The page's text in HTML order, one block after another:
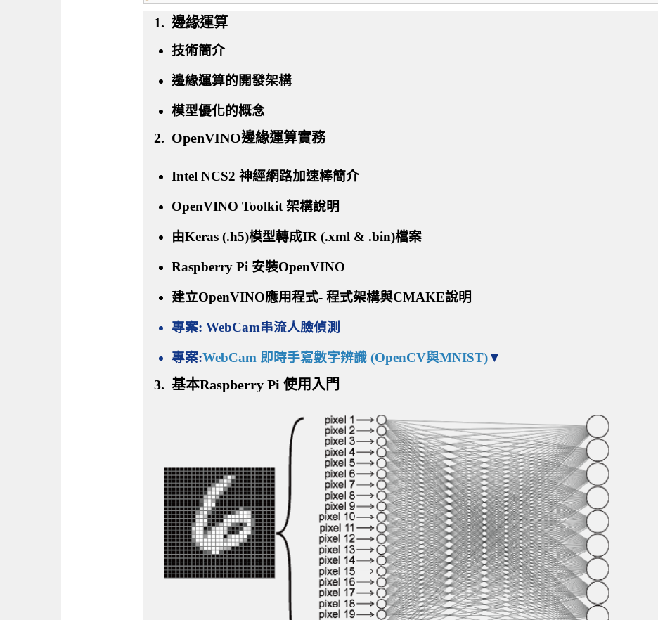
1. 邊緣運算
技術簡介
邊緣運算的開發架構
模型優化的概念
2. OpenVINO邊緣運算實務
Intel NCS2 神經網路加速棒簡介
OpenVINO Toolkit 架構說明
由Keras (.h5)模型轉成IR (.xml & .bin)檔案
Raspberry Pi 安裝OpenVINO
建立OpenVINO應用程式- 程式架構與CMAKE說明
專案: WebCam串流人臉偵測
專案:WebCam 即時手寫數字辨識 (OpenCV與MNIST)▼
3. 基本Raspberry Pi 使用入門